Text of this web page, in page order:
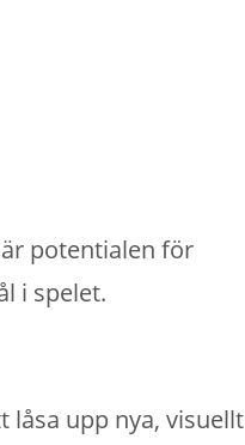
potentialen för
i spelet.
låsa upp nya, visuellt